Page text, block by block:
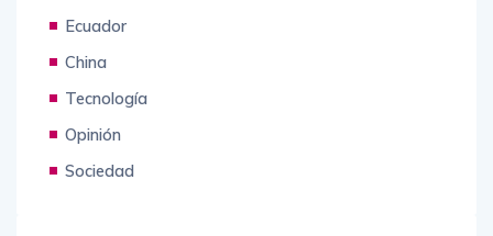
Ecuador
China
Tecnología
Opinión
Sociedad